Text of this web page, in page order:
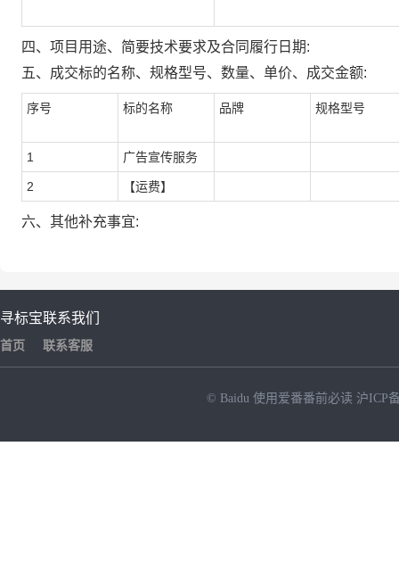
四、项目用途、简要技术要求及合同履行日期:
五、成交标的名称、规格型号、数量、单价、成交金额:
序号 标的名称 品牌 规格型号
1 广告宣传服务
2 【运费】
六、其他补充事宜:
寻标宝
首页
联系我们
联系客服
© Baidu 使用爱番番前必读 沪ICP